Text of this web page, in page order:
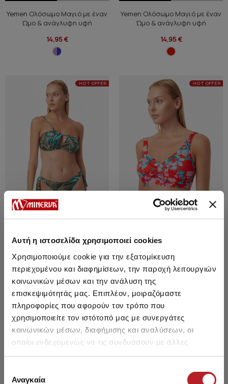
Αυτή η ιστοσελίδα χρησιμοποιεί cookies
Χρησιμοποιούμε cookie για την εξατομίκευση
περιεχομένου και διαφημίσεων, την παροχή λειτουργιών
κοινωνικών μέσων και την ανάλυση της
επισκεψιμότητάς μας. Επιπλέον, μοιραζόμαστε
πληροφορίες που αφορούν τον τρόπο που
χρησιμοποιείτε τον ιστότοπό μας με συνεργάτες
κοινωνικών μέσων, διαφήμισης και αναλύσεων, οι
οποίοι ενδεχομένως να τις συνδυάσουν με άλλες
πληροφορίες που τους έχετε παραχωρήσει ή τις οποίες
των υπηρεσιών τους.
συγκατάθεσης
Αναγκαία
Yemen Ολόσωμο Μαγιό με έναν
Ώμο & ανάγλυφη υφή
14,95 €
Yemen Ολόσωμο Μαγιό με έναν
Ώμο & ανάγλυφη υφή
14,95 €
HOT OFFER
Cameroon Rio - Bikini Σλιπ με
πλαϊνά δεσίματα
7,15 €
HOT OFFER
Khanga Κρουαζέ Bralette Bikini
Top